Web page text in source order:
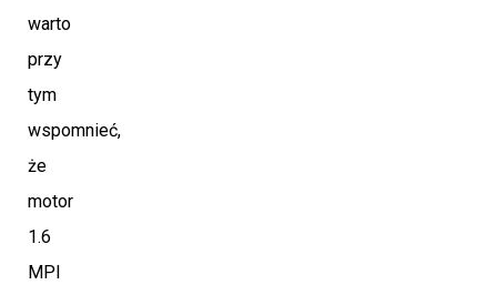
warto
przy
tym
wspomnieć,
że
motor
1.6
MPI